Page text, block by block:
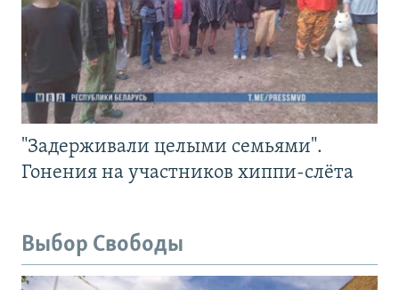
"Задерживали целыми семьями".
Гонения на участников хиппи-слёта
Выбор Свободы